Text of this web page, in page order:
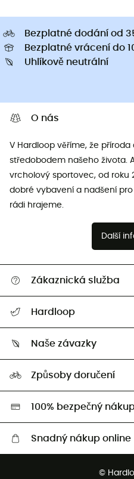
Bezplatné dodání od
Bezplatné vrácení do
Uhlíkově neutrální
O nás
V Hardloop věříme, že
středobodem našeho života.
vrcholový sportovec, od roku
dobré vybavení a nadšení
rádi hrajeme.
Další
Zákaznická služba
Vrácení zboží a peněz
Hardloop
Naši Ambasadoři
Naše závazky
HardGreen
Způsoby doručení
100% bezpečný
Snadný nákup online
©